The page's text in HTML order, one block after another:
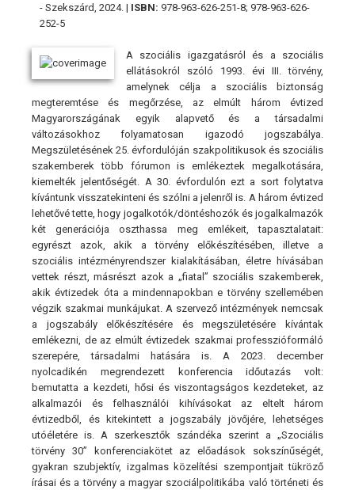
- Szekszárd, 2024. | ISBN: 978-963-626-251-8; 978-963-626-
252-5
A szociális igazgatásról és a szociális
ellátásokról szóló 1993. évi III. törvény,
amelynek célja a szociális biztonság
megteremtése és megőrzése, az elmúlt három évtized
Magyarországának egyik alapvető és a társadalmi
változásokhoz folyamatosan igazodó jogszabálya.
Megszületésének 25. évfordulóján szakpolitikusok és szociális
szakemberek több fórumon is emlékeztek megalkotására,
kiemelték jelentőségét. A 30. évfordulón ezt a sort folytatva
kívántunk visszatekinteni és szólni a jelenről is. A három évtized
lehetővé tette, hogy jogalkotók/döntéshozók és jogalkalmazók
két generációja oszthassa meg emlékeit, tapasztalatait:
egyrészt azok, akik a törvény előkészítésében, illetve a
szociális intézményrendszer kialakításában, életre hívásában
vettek részt, másrészt azok a „fiatal” szociális szakemberek,
akik évtizedek óta a mindennapokban e törvény szellemében
végzik szakmai munkájukat. A szervező intézmények nemcsak
a jogszabály előkészítésére és megszületésére kívántak
emlékezni, de az elmúlt évtizedek szakmai professzióformáló
szerepére, társadalmi hatására is. A 2023. december
nyolcadikén megrendezett konferencia időutazás volt:
bemutatta a kezdeti, hősi és viszontagságos kezdeteket, az
alkalmazói és felhasználói kihívásokat az eltelt három
évtizedből, és kitekintett a jogszabály jövőjére, lehetséges
utóéletére is. A szerkesztők szándéka szerint a „Szociális
törvény 30” konferenciakötet az előadások sokszínűségét,
gyakran szubjektív, izgalmas közelítési szempontjait tükröző
írásai és a törvény a magyar szociálpolitikába való történeti és